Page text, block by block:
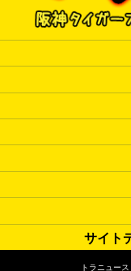
サイト
トラニュー